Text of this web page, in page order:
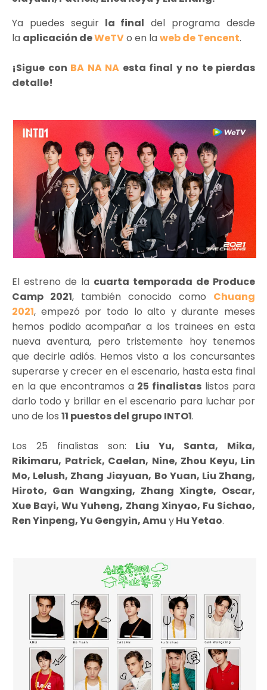
Ya puedes seguirla final del programa desde
la aplicación deWeTVo en laweb de Tencent.
¡Sigue con BA NA NA esta final y no te pierdas
detalle!
El estreno de la cuarta temporada de Produce
Camp 2021, también conocido como Chuang
2021, empezó por todo lo alto y durante meses
hemos podido acompañar a los trainees en esta
nueva aventura, pero tristemente hoy tenemos
que decirle adiós. Hemos visto a los concursantes
superarse y crecer en el escenario, hasta esta final
en la que encontramos a 25 finalistas listos para
darlo todo y brillar en el escenario para luchar por
uno de los 11 puestos del grupo INTO1.
Los 25 finalistas son: Liu Yu, Santa, Mika,
Rikimaru, Patrick, Caelan, Nine, Zhou Keyu, Lin
Mo, Lelush, Zhang Jiayuan, Bo Yuan, Liu Zhang,
Hiroto, Gan Wangxing, Zhang Xingte, Oscar,
Xue Bayi, Wu Yuheng, Zhang Xinyao, Fu Sichao,
Ren Yinpeng, Yu Gengyin, Amu yHu Yetao.